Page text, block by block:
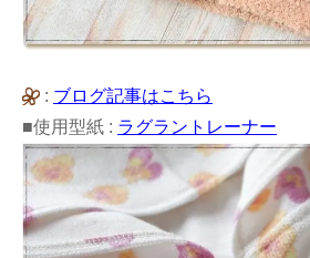
: ブログ記事はこちら
■使用型紙 : ラグラントレーナー